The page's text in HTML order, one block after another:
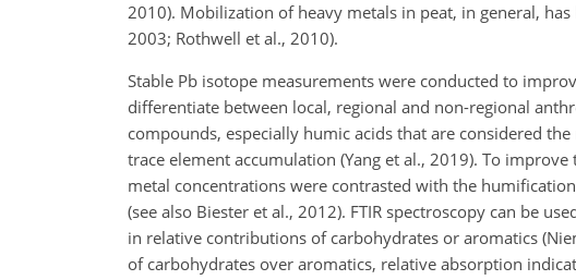
2010). Mobilization of heavy metals in peat, in general,
2003; Rothwell et al., 2010).
Stable Pb isotope measurements were conducted to
differentiate between local, regional and non-regional
compounds, especially humic acids that are considered
trace element accumulation (Yang et al., 2019). To
metal concentrations were contrasted with the
(see also Biester et al., 2012). FTIR spectroscopy can be
in relative contributions of carbohydrates or aromatics
of carbohydrates over aromatics, relative absorption